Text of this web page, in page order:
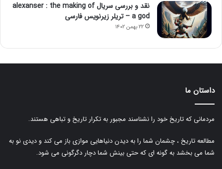
نقد و بررسی سریال alexanser : the making of
a god – تریلر زیرنویس فارسی
۲۲ بهمن ۱۴۰۲
داستان ما
مردمانی که تاریخ خود را نشناسند مجبور به تکرار تاریخ و تباهی هستند.
مطالعه تاریخ ، چشمان شما را به دیدن دنیاهایی موازی باز می کند و دیدی نو به
شما می بخشد به گونه ای که حتی بینش شما دچار دگرگونی می شود.